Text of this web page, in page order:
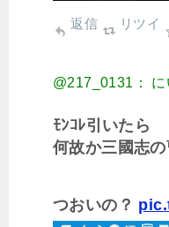
返信 リツイ
@217_0131： に
ﾓﾝｺﾚ引いたら
何故か三國志の
つおいの？